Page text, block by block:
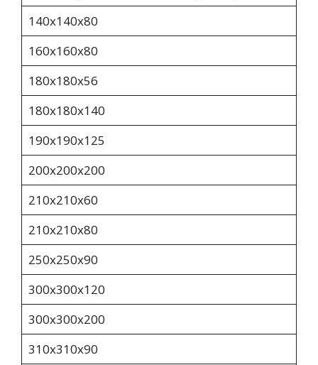
140х140х80
160x160x80
180х180х56
180х180х140
190х190х125
200х200х200
210х210х60
210х210х80
250х250х90
300x300x120
300x300x200
310х310х90